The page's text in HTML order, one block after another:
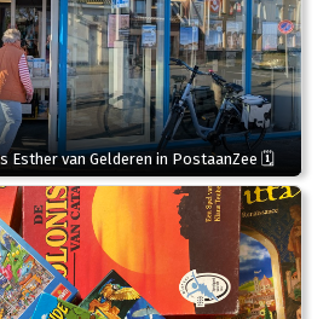
Esther van Gelderen in PostaanZee 🗓